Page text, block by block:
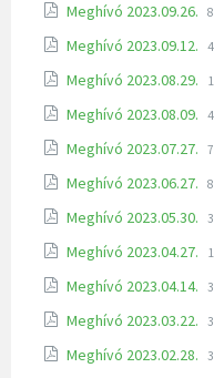
Meghívó 2023.09.26.
Meghívó 2023.09.12.
Meghívó 2023.08.29.
Meghívó 2023.08.09.
Meghívó 2023.07.27.
Meghívó 2023.06.27.
Meghívó 2023.05.30.
Meghívó 2023.04.27.
Meghívó 2023.04.14.
Meghívó 2023.03.22.
Meghívó 2023.02.28.